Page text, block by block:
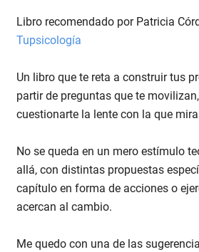
Libro recomendado por Patricia
Tupsicología
Un libro que te reta a construir tus
partir de preguntas que te
cuestionarte la lente con la que
No se queda en un mero estímulo
allá, con distintas propuestas
capítulo en forma de acciones o
acercan al cambio.
Me quedo con una de las